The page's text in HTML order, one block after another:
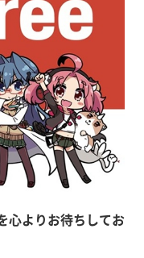
心よりお待ちしてお